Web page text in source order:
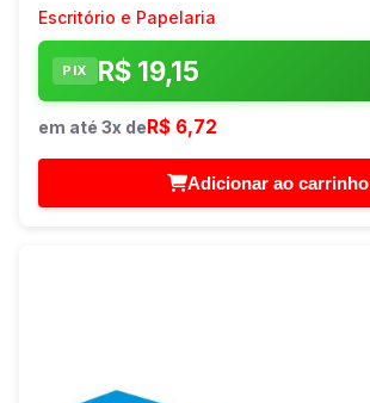
Escritório e Papelaria
PIX R$ 19,15
em até 3x de R$ 6,72
Adicionar ao carrinho